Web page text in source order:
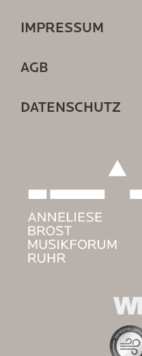
IMPRESSUM
AGB
DATENSCHUTZ